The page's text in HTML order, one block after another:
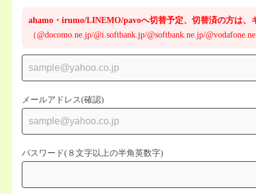
ahamo・irumo/LINEMO/pavoへ切替予定、切替済の方は、
（@docomo.ne.jp/@i.softbank.jp/@softbank.ne.jp/
メールアドレス(確認)
パスワード(８文字以上の半角英数字)